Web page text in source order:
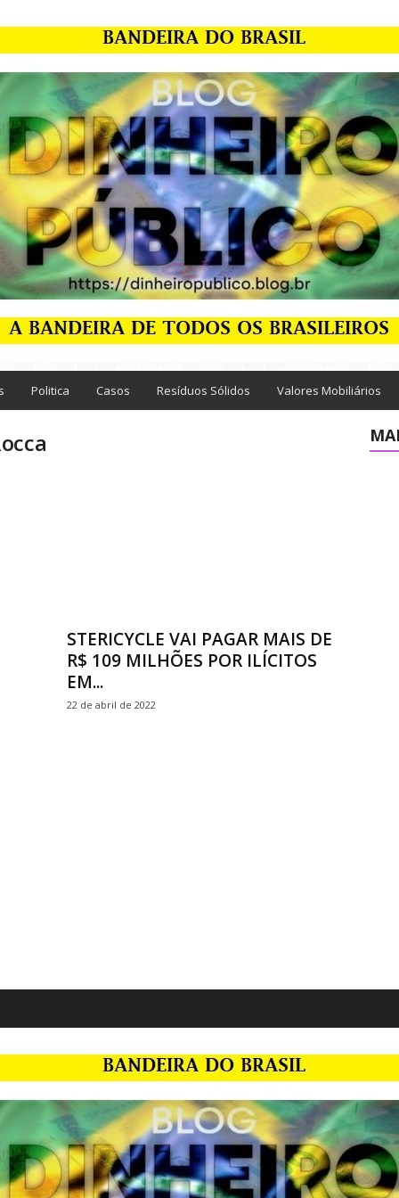
Politica Casos Resíduos Sólidos Valores Mobiliários
STERICYCLE VAI PAGAR MAIS DE
R$ 109 MILHÕES POR ILÍCITOS
EM...
22 de abril de 2022